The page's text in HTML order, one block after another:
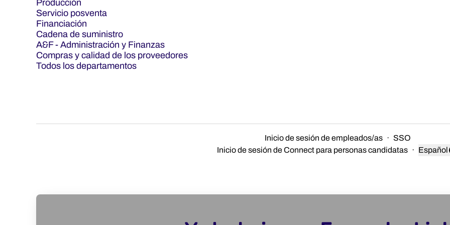
Producción
Servicio posventa
Financiación
Cadena de suministro
A&F - Administración y Finanzas
Compras y calidad de los proveedores
Todos los departamentos
Inicio de sesión de empleados/as · SSO
Inicio de sesión de Connect para personas candidatas ·
Cambiar
Español